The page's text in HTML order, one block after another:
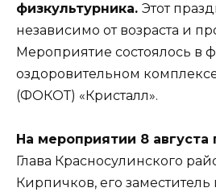
физкультурника. Этот
независимо от возраста и
Мероприятие состоялось в
оздоровительном
(ФОКОТ) «Кристалл».
На мероприятии 8 августа
Глава Красносулинского
Кирпичков, его